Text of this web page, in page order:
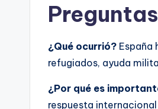
¿Qué ocurrió? España
refugiados, ayuda
¿Por qué es
respuesta